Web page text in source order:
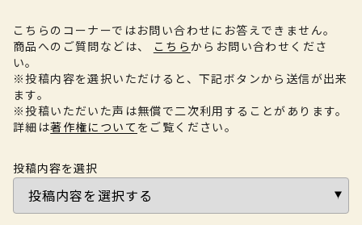
こちらのコーナーではお問い合わせにお答えできません。
商品へのご質問などは、
こちらからお問い合わせくださ
い。
※投稿内容を選択いただけると、下記ボタンから送信が出来
ます。
※投稿いただいた声は無償で二次利用することがあります。
詳細は著作権について をご覧ください。
投稿内容を選択